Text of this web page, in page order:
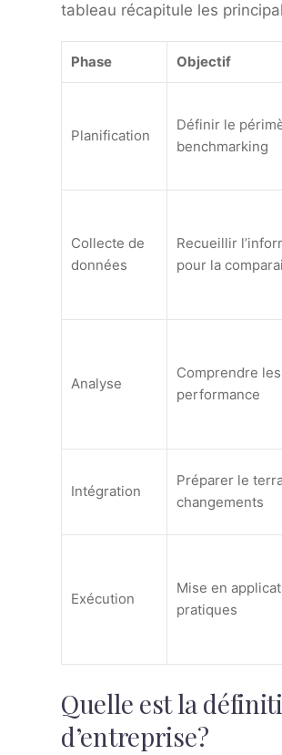
tableau récapitule les
Phase Objectif
Planification
Définir le
benchmarking
Collecte de
données
Recueillir
pour la
Analyse
Comprendre
performance
Intégration
Préparer le
changements
Exécution
Mise en
pratiques
Quelle est la
d’entreprise?